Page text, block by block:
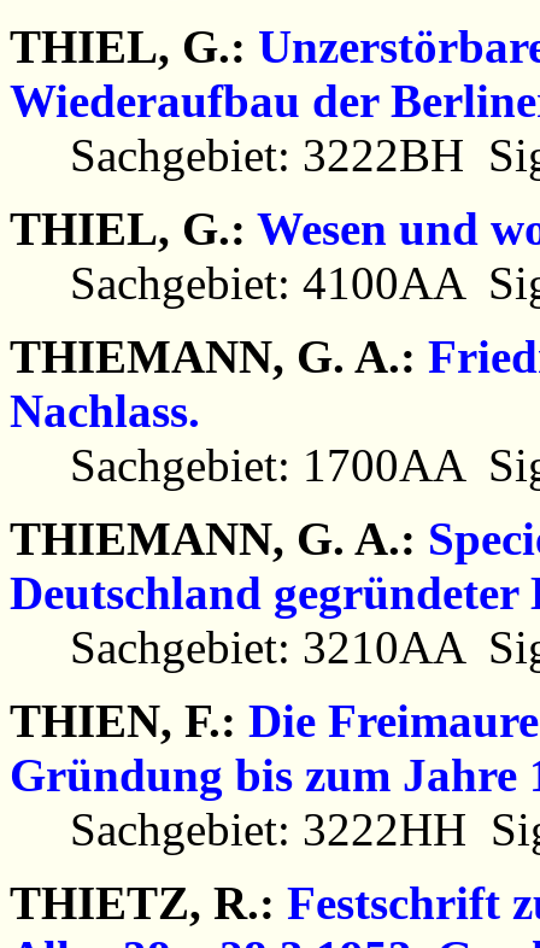
THIEL, G.:
Wiederaufbau der
Sachgebiet: 3222BH
THIEL, G.: Wesen und
Sachgebiet: 4100AA
THIEMANN, G. A.:
Nachlass.
Sachgebiet: 1700AA
THIEMANN, G. A.:
Deutschland gegründeter
Sachgebiet: 3210AA
THIEN, F.: Die
Gründung bis zum Jahre
Sachgebiet: 3222HH
THIETZ, R.: Festschrift